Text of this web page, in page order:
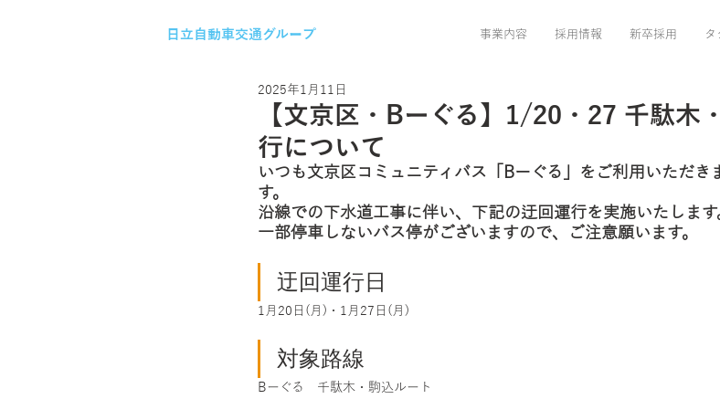
日立自動車交通グループ 事業内容 採用情報 新卒採用 タ
【文京区・Bーぐる】1/20・27 千駄木
行について
2025年1月11日
いつも文京区コミュニティバス「Bーぐる」をご利用いただき
す。
沿線での下水道工事に伴い、下記の迂回運行を実施いたします
一部停車しないバス停がございますので、ご注意願います。
迂回運行日
1月20日(月)・1月27日(月)
対象路線
Bーぐる　千駄木・駒込ルート